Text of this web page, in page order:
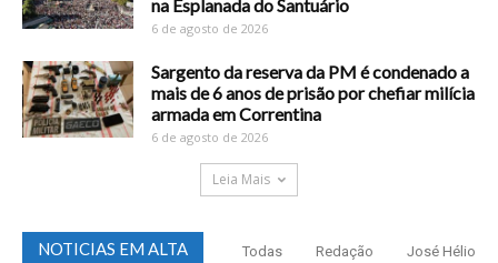
na Esplanada do Santuário
6 de agosto de 2026
Sargento da reserva da PM é condenado a
mais de 6 anos de prisão por chefiar milícia
armada em Correntina
6 de agosto de 2026
Leia Mais
NOTICIAS EM ALTA Todas Redação José Hélio